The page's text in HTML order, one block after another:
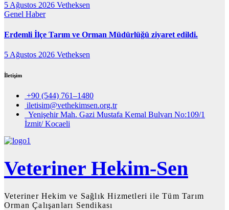
5 Ağustos 2026 Vetheksen
Genel Haber
Erdemli İlçe Tarım ve Orman Müdürlüğü ziyaret edildi.
5 Ağustos 2026 Vetheksen
İletişim
+90 (544) 761–1480
iletisim@vethekimsen.org.tr
Yenişehir Mah. Gazi Mustafa Kemal Bulvarı No:109/1
İzmit/ Kocaeli
Veteriner Hekim-Sen
Veteriner Hekim ve Sağlık Hizmetleri ile Tüm Tarım
Orman Çalışanları Sendikası